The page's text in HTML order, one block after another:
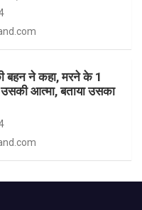
बहन ने कहा, मरने के 1
आत्मा, बताया उसका